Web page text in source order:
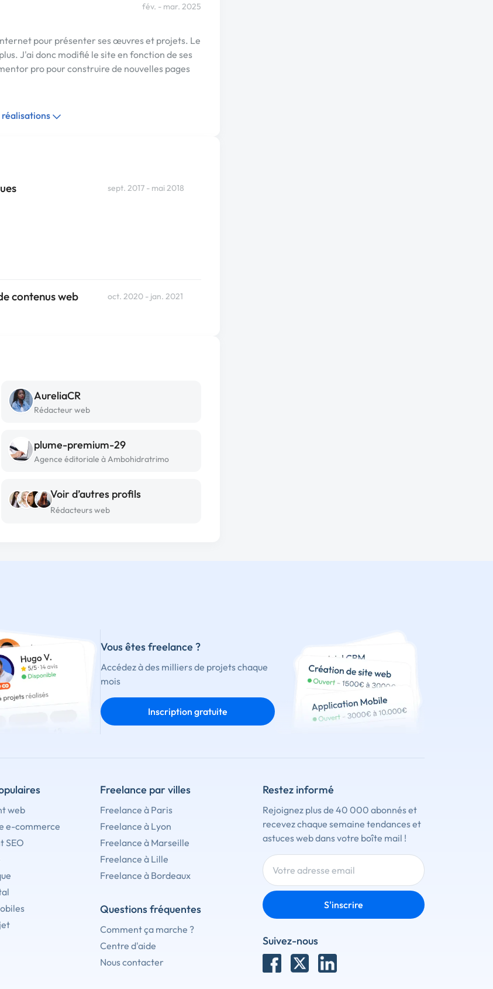
fév. - mar. 2025
pour présenter ses œuvres et projets. Le
J'ai donc modifié le site en fonction de ses
pro pour construire de nouvelles pages
réalisations
sept. 2017 - mai 2018
contenus web oct. 2020 - jan. 2021
AureliaCR
Rédacteur web
plume-premium-29
Agence éditoriale à Ambohidratrimo
Voir d’autres profils
Rédacteurs web
Vous êtes freelance ?
Accédez à des milliers de projets chaque
mois
Inscription gratuite
web
e-commerce
SEO
Freelance par villes
Freelance à Paris
Freelance à Lyon
Freelance à Marseille
Freelance à Lille
Freelance à Bordeaux
Questions fréquentes
Comment ça marche ?
Centre d'aide
Nous contacter
Restez informé
Rejoignez plus de 40 000 abonnés et
recevez chaque semaine tendances et
astuces web dans votre boîte mail !
S'inscrire
Suivez-nous